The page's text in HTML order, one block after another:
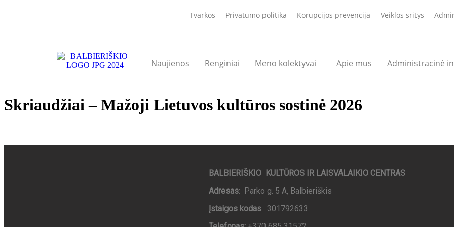
Tvarkos Privatumo politika Korupcijos prevencija Veiklos sritys
Naujienos Renginiai Meno kolektyvai Apie mus Administracinė
Skriaudžiai – Mažoji Lietuvos kultūros sostinė 2026
BALBIERIŠKIO KULTŪROS IR LAISVALAIKIO CENTRAS
Adresas: Parko g. 5 A, Balbieriškis
Įstaigos kodas: 301792633